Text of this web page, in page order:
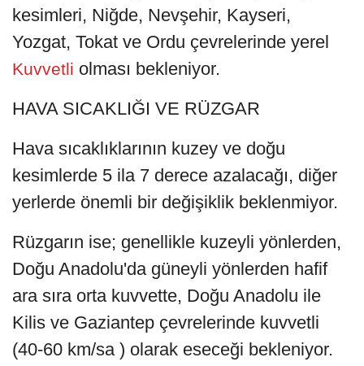
kesimleri, Niğde, Nevşehir, Kayseri,
Yozgat, Tokat ve Ordu çevrelerinde yerel
Kuvvetli olması bekleniyor.
HAVA SICAKLIĞI VE RÜZGAR
Hava sıcaklıklarının kuzey ve doğu
kesimlerde 5 ila 7 derece azalacağı, diğer
yerlerde önemli bir değişiklik beklenmiyor.
Rüzgarın ise; genellikle kuzeyli yönlerden,
Doğu Anadolu'da güneyli yönlerden hafif
ara sıra orta kuvvette, Doğu Anadolu ile
Kilis ve Gaziantep çevrelerinde kuvvetli
(40-60 km/sa ) olarak eseceği bekleniyor.